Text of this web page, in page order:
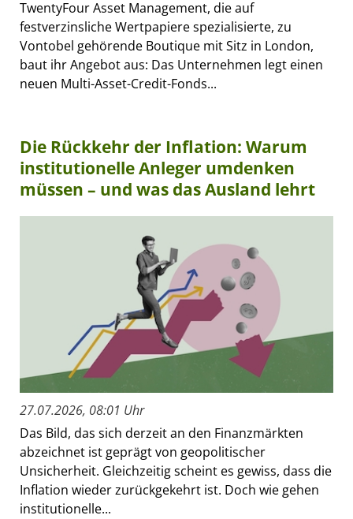
TwentyFour Asset Management, die auf
festverzinsliche Wertpapiere spezialisierte, zu
Vontobel gehörende Boutique mit Sitz in London,
baut ihr Angebot aus: Das Unternehmen legt einen
neuen Multi-Asset-Credit-Fonds...
Die Rückkehr der Inflation: Warum
institutionelle Anleger umdenken
müssen – und was das Ausland lehrt
27.07.2026, 08:01 Uhr
Das Bild, das sich derzeit an den Finanzmärkten
abzeichnet ist geprägt von geopolitischer
Unsicherheit. Gleichzeitig scheint es gewiss, dass die
Inflation wieder zurückgekehrt ist. Doch wie gehen
institutionelle...